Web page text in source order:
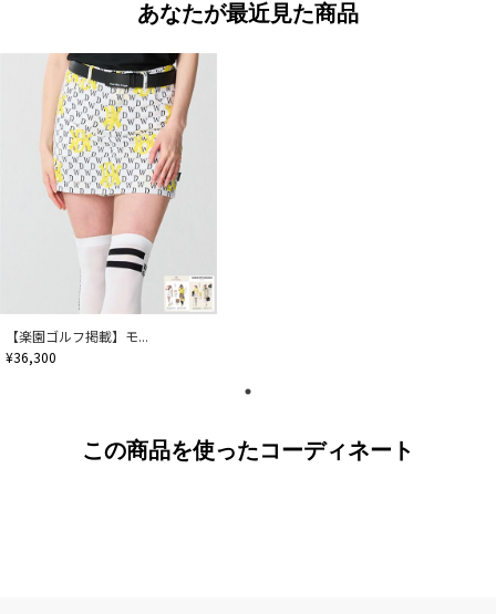
あなたが最近見た商品
【楽園ゴルフ掲載】モ...
¥36,300
この商品を使ったコーディネート